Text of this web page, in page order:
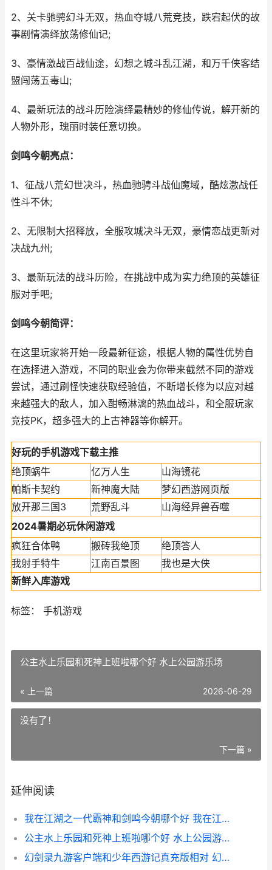
2、关卡驰骋幻斗无双，热血夺城八荒竞技，跌宕起伏的故
事剧情演绎放荡修仙记;
3、豪情激战百战仙途，幻想之城斗乱江湖，和万千侠客结
盟闯荡五毒山;
4、最新玩法的战斗历险演绎最精妙的修仙传说，解开新的
人物外形，瑰丽时装任意切换。
剑鸣今朝亮点：
1、征战八荒幻世决斗，热血驰骋斗战仙魔域，酷炫激战任
性斗不休;
2、无限制大招释放，全服攻城决斗无双，豪情恋战更新对
决战九州;
3、最新玩法的战斗历险，在挑战中成为实力绝顶的英雄征
服对手吧;
剑鸣今朝简评：
在这里玩家将开始一段最新征途，根据人物的属性优势自
在选择进入游戏，不同的职业会为你带来截然不同的游戏
尝试，通过刷怪快速获取经验值，不断增长修为以应对越
来越强大的敌人，加入酣畅淋漓的热血战斗，和全服玩家
竞技PK，超多强大的上古神器等你解开。
好玩的手机游戏下载主推
绝顶蜗牛
亿万人生
山海镜花
帕斯卡契约
新神魔大陆
梦幻西游网页版
放开那三国3
荒野乱斗
山海经异兽吞噬
2024暑期必玩休闲游戏
疯狂合体鸭
搬砖我绝顶
绝顶答人
我射手特牛
江南百景图
我也是大侠
新鲜入库游戏
标签： 手机游戏
公主水上乐园和死神上班啦哪个好 水上公园游乐场
« 上一篇 2026-06-29
没有了！
下一篇 »
延伸阅读
我在江湖之一代霸神和剑鸣今朝哪个好 我在江湖gm
公主水上乐园和死神上班啦哪个好 水上公园游乐场
幻剑录九游客户端和少年西游记真充版相对 幻剑中文